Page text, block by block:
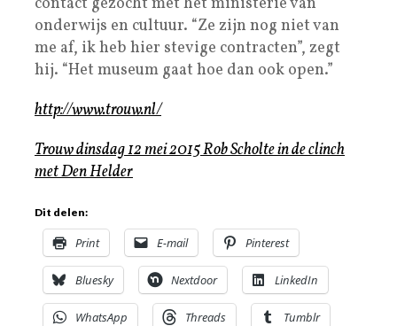
onderwijs en cultuur. “Ze zijn nog niet van
me af, ik heb hier stevige contracten”, zegt
hij. “Het museum gaat hoe dan ook open.”
http://www.trouw.nl/
Trouw dinsdag 12 mei 2015 Rob Scholte in de clinch
met Den Helder
Dit delen:
Print E-mail Pinterest
Bluesky Nextdoor LinkedIn
WhatsApp Threads Tumblr